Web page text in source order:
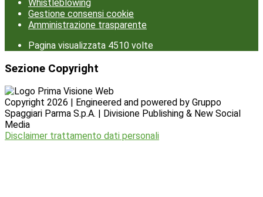
Whistleblowing
Gestione consensi cookie
Amministrazione trasparente
Pagina visualizzata 4510 volte
Sezione Copyright
Copyright 2026 | Engineered and powered by Gruppo
Spaggiari Parma S.p.A. | Divisione Publishing & New Social
Media
Disclaimer trattamento dati personali